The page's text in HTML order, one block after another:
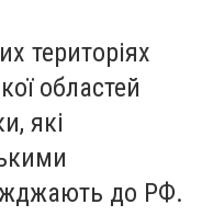
територіях
областей
які
до РФ.